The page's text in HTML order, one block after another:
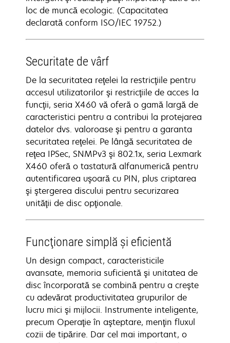
loc de muncă ecologic. (Capacitatea
declarată conform ISO/IEC 19752.)
Securitate de vârf
De la securitatea reţelei la restricţiile pentru
accesul utilizatorilor şi restricţiile de acces la
funcţii, seria X460 vă oferă o gamă largă de
caracteristici pentru a contribui la protejarea
datelor dvs. valoroase şi pentru a garanta
securitatea reţelei. Pe lângă securitatea de
reţea IPSec, SNMPv3 şi 802.1x, seria Lexmark
X460 oferă o tastatură alfanumerică pentru
autentificarea uşoară cu PIN, plus criptarea
şi ştergerea discului pentru securizarea
unităţii de disc opţionale.
Funcţionare simplă şi eficientă
Un design compact, caracteristicile
avansate, memoria suficientă şi unitatea de
disc încorporată se combină pentru a creşte
cu adevărat productivitatea grupurilor de
lucru mici şi mijlocii. Instrumente inteligente,
precum Operaţie în aşteptare, menţin fluxul
cozii de tipărire. Dar cel mai important, o